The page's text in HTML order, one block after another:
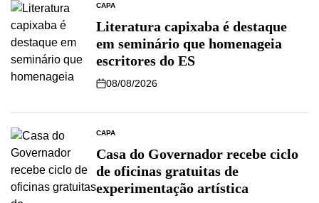
CAPA
Literatura capixaba é destaque
em seminário que homenageia
escritores do ES
08/08/2026
CAPA
Casa do Governador recebe ciclo
de oficinas gratuitas de
experimentação artística